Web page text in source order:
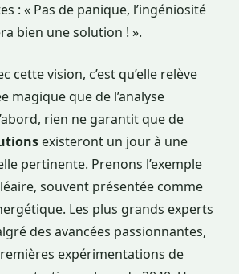
: « Pas de panique, l’ingéniosité
bien une solution ! ».
cette vision, c’est qu’elle relève
magique que de l’analyse
rien ne garantit que de
existeront un jour à une
pertinente. Prenons l’exemple
souvent présentée comme
Les plus grands experts
des avancées passionnantes,
expérimentations de